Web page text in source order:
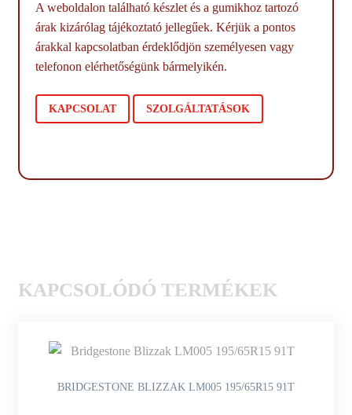
A weboldalon található készlet és a gumikhoz tartozó
árak kizárólag tájékoztató jellegűek. Kérjük a pontos
árakkal kapcsolatban érdeklődjön személyesen vagy
telefonon elérhetőségünk bármelyikén.
KAPCSOLAT SZOLGÁLTATÁSOK
KAPCSOLÓDÓ TERMÉKEK
BRIDGESTONE BLIZZAK LM005 195/65R15 91T